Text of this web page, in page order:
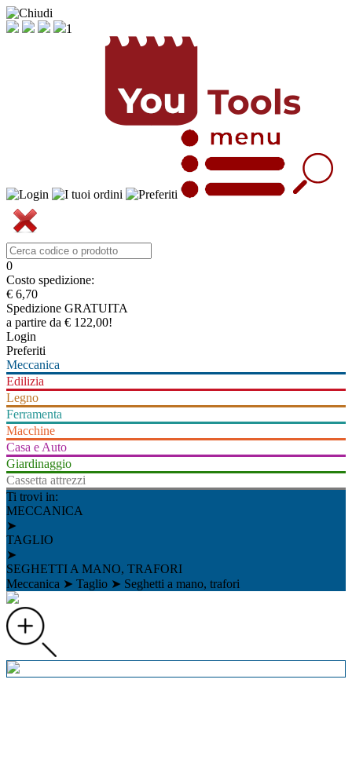
1
0
Costo spedizione:
€ 6,70
Spedizione GRATUITA
a partire da € 122,00!
Login
Preferiti
Meccanica
Edilizia
Legno
Ferramenta
Macchine
Casa e Auto
Giardinaggio
Cassetta attrezzi
Ti trovi in:
MECCANICA
➤
TAGLIO
➤
SEGHETTI A MANO, TRAFORI
Meccanica ➤ Taglio ➤ Seghetti a mano, trafori